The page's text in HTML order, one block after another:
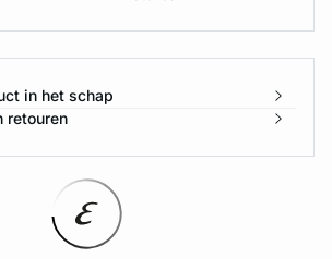
in het schap
retouren